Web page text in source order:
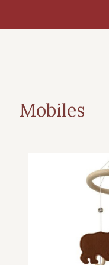
Mobiles